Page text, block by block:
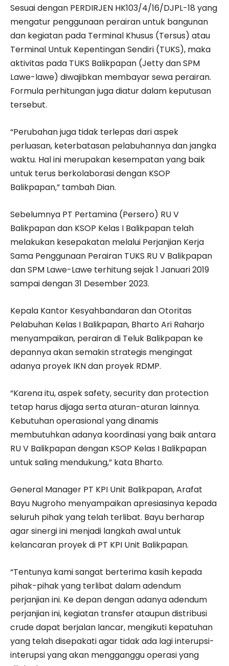
Sesuai dengan PERDIRJEN HK103/4/16/DJPL-18 yang
mengatur penggunaan perairan untuk bangunan
dan kegiatan pada Terminal Khusus (Tersus) atau
Terminal Untuk Kepentingan Sendiri (TUKS), maka
aktivitas pada TUKS Balikpapan (Jetty dan SPM
Lawe-lawe) diwajibkan membayar sewa perairan.
Formula perhitungan juga diatur dalam keputusan
tersebut.
“Perubahan juga tidak terlepas dari aspek
perluasan, keterbatasan pelabuhannya dan jangka
waktu. Hal ini merupakan kesempatan yang baik
untuk terus berkolaborasi dengan KSOP
Balikpapan,” tambah Dian.
Sebelumnya PT Pertamina (Persero) RU V
Balikpapan dan KSOP Kelas I Balikpapan telah
melakukan kesepakatan melalui Perjanjian Kerja
Sama Penggunaan Perairan TUKS RU V Balikpapan
dan SPM Lawe-Lawe terhitung sejak 1 Januari 2019
sampai dengan 31 Desember 2023.
Kepala Kantor Kesyahbandaran dan Otoritas
Pelabuhan Kelas I Balikpapan, Bharto Ari Raharjo
menyampaikan, perairan di Teluk Balikpapan ke
depannya akan semakin strategis mengingat
adanya proyek IKN dan proyek RDMP.
“Karena itu, aspek safety, security dan protection
tetap harus dijaga serta aturan-aturan lainnya.
Kebutuhan operasional yang dinamis
membutuhkan adanya koordinasi yang baik antara
RU V Balikpapan dengan KSOP Kelas I Balikpapan
untuk saling mendukung,” kata Bharto.
General Manager PT KPI Unit Balikpapan, Arafat
Bayu Nugroho menyampaikan apresiasinya kepada
seluruh pihak yang telah terlibat. Bayu berharap
agar sinergi ini menjadi langkah awal untuk
kelancaran proyek di PT KPI Unit Balikpapan.
“Tentunya kami sangat berterima kasih kepada
pihak-pihak yang terlibat dalam adendum
perjanjian ini. Ke depan dengan adanya adendum
perjanjian ini, kegiatan transfer ataupun distribusi
crude dapat berjalan lancar, mengikuti kepatuhan
yang telah disepakati agar tidak ada lagi interupsi-
interupsi yang akan mengganggu operasi yang